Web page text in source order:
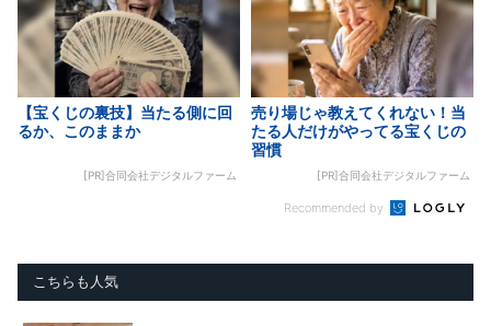
【宝くじの裏技】当たる側に回
るか、このままか
[PR]合同会社デジタルファーム
売り場じゃ教えてくれない！当
たる人だけがやってる宝くじの
習慣
[PR]合同会社デジタルファーム
Recommended by
こちらも人気